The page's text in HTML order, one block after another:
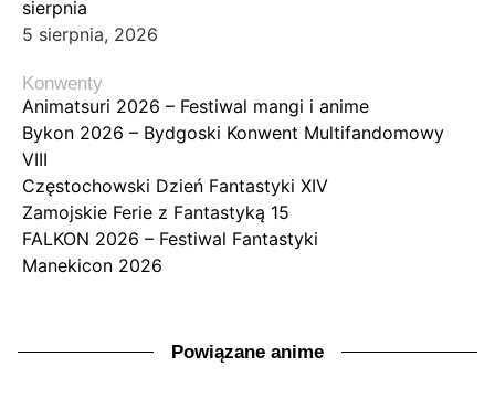
sierpnia
5 sierpnia, 2026
Konwenty
Animatsuri 2026 – Festiwal mangi i anime
Bykon 2026 – Bydgoski Konwent Multifandomowy
VIII
Częstochowski Dzień Fantastyki XIV
Zamojskie Ferie z Fantastyką 15
FALKON 2026 – Festiwal Fantastyki
Manekicon 2026
Powiązane anime